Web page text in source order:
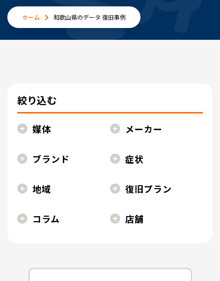
ホーム 和歌山県のデータ 復旧事例
絞り込む
媒体 メーカー
ブランド 症状
地域 復旧プラン
コラム 店舗